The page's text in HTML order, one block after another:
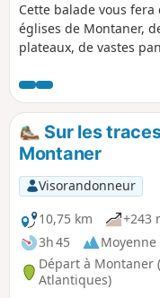
Cette balade vous
églises de Montaner,
plateaux, de vastes
Sur les
Montaner
Visorandonneur
10,75 km
+243
3h 45
Moyenne
Départ à Montaner
Atlantiques)